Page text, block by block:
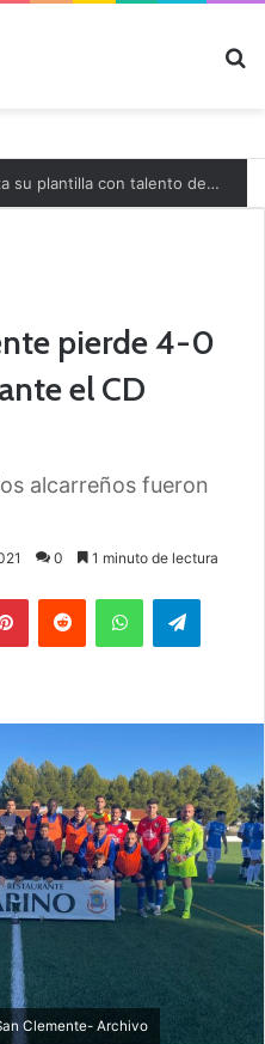
El Cuenca Deportiva refuerza su plantilla con talento de la comarca
pierde 4-0
el CD
alcarreños fueron
0 1 minuto de lectura
Clemente- Archivo